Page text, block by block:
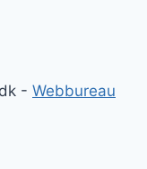
- Webbureau